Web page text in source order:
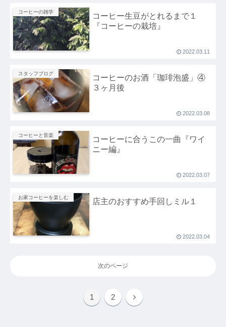
コーヒーの雑学
コーヒー生豆がとれるまで１
『コーヒーの栽培』
2022.03.11
スタッフブログ
コーヒーのお酒「珈琲泡盛」④
３ヶ月後
2022.03.08
コーヒーと音楽
コーヒーに合うこの一曲『ワイ
ニー編』
2022.03.07
お家コーヒーを楽しむ 店主のおすすめ手回しミル１
2022.03.04
次のページ
1 2